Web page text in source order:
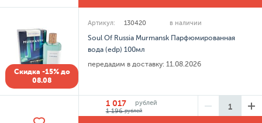
Скидка -15% до
08.08
Артикул: 130420 в наличии
Soul Of Russia Murmansk Парфюмированная
вода (edp) 100мл
передадим в доставку: 11.08.2026
1 017
рублей
1 196рублей